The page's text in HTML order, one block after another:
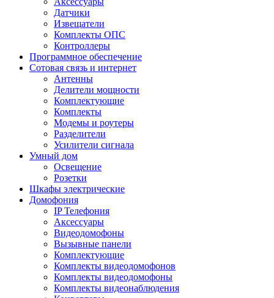
Датчики
Извещатели
Комплекты ОПС
Контроллеры
Программное обеспечение
Сотовая связь и интернет
Антенны
Делители мощности
Комплектующие
Комплекты
Модемы и роутеры
Разделители
Усилители сигнала
Умный дом
Освещение
Розетки
Шкафы электрические
Домофония
IP Телефония
Аксессуары
Видеодомофоны
Вызывные панели
Комплектующие
Комплекты видеодомофонов
Комплекты видеодомофоны
Комплекты видеонаблюдения